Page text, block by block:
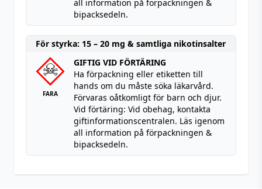
all information på förpackningen &
bipacksedeln.
För styrka: 15 – 20 mg & samtliga nikotinsalter
FARA
GIFTIG VID FÖRTÄRING
Ha förpackning eller etiketten till
hands om du måste söka läkarvård.
Förvaras oåtkomligt för barn och djur.
Vid förtäring: Vid obehag, kontakta
giftinformationscentralen. Läs igenom
all information på förpackningen &
bipacksedeln.